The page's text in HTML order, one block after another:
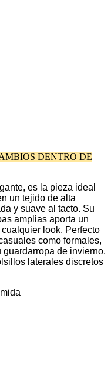
DENTRO DE
es la pieza ideal
un tejido de alta
y suave al tacto. Su
amplias aporta un
look. Perfecto
como formales,
de invierno.
laterales discretos